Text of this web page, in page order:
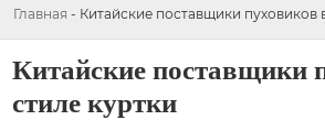
Главная - Китайские поставщики пуховиков
Китайские поставщики
стиле куртки